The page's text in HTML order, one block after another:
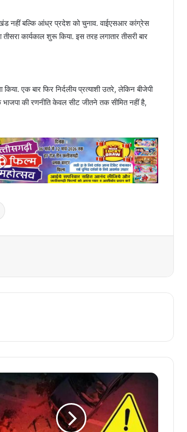
नहीं बल्कि आंध्र प्रदेश को चुनाव. वाईएसआर कांग्रेस
कार्यकाल शुरू किया. इस तरह लगातार तीसरी बार
एक बार फिर निर्दलीय प्रत्याशी उतरे, लेकिन बीजेपी
भाजपा की रणनीति केवल सीट जीतने तक सीमित नहीं है,